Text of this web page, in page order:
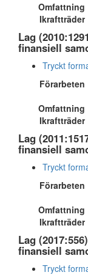
Omfattning
Ikraftträder
Lag
finansiell
Tryckt
Förarbeten
Omfattning
Ikraftträder
Lag
finansiell
Tryckt
Förarbeten
Omfattning
Ikraftträder
Lag
finansiell
Tryckt